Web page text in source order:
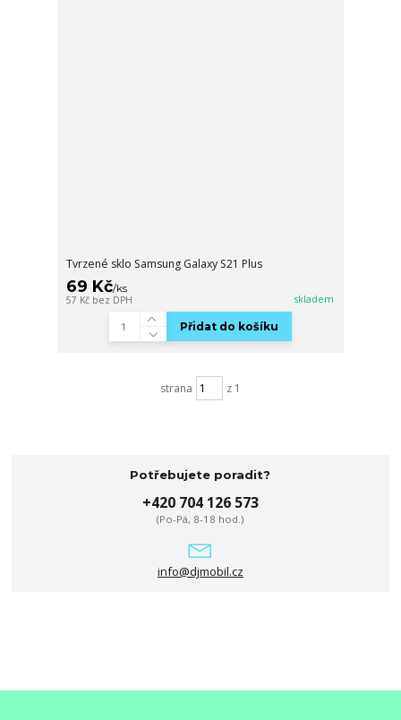
Tvrzené sklo Samsung Galaxy S21 Plus
69 Kč/ks
57 Kč bez DPH skladem
Přidat do košíku
strana z 1
Potřebujete poradit?
+420 704 126 573
(Po-Pá, 8-18 hod.)
info@djmobil.cz